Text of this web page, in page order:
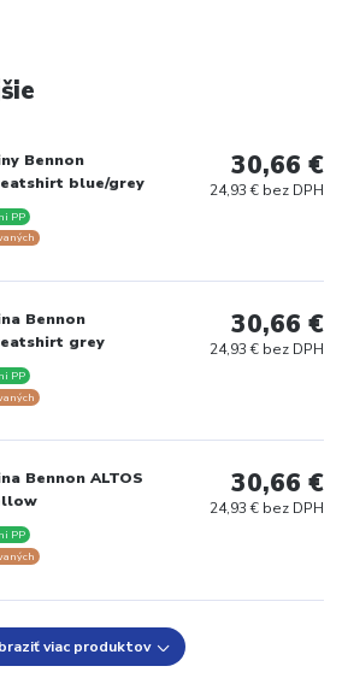
Bennon
blue/grey
PP
30,66 €
24,93 € bez DPH
Bennon
grey
PP
30,66 €
24,93 € bez DPH
Bennon ALTOS
PP
30,66 €
24,93 € bez DPH
viac produktov